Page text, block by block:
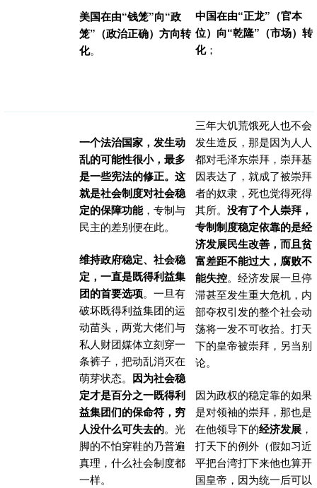
美国在由“钱笼”向“政
笼”（政治正确）方向转
化。
中国在由“正龙”（官本
位）向“乾隆”（市场）转
化；
一个法治国家，发生动
乱的可能性很小，最多
是一些宪法的修正。这
就是社会制度对社会稳
定的保障功能，专制与
民主的差别便在此。
维持政府稳定、社会稳
定，一直是既得利益集
团的首要选项。一旦有
破坏既得利益集团的运
动苗头，两党大佬们与
私人财团媒体立刻穿一
条裤子，把动乱消灭在
萌芽状态。 因为社会稳
定才是百分之一既得利
益集团们的保命符，穷
人没什么可失去的。光
脚的不怕穿鞋的乃普遍
真理，什么社会制度都
一样。
三年大饥荒饿死人也不会
发生造反，那是因为人人
都对毛泽东崇拜，崇拜基
因表达了，就成了被崇拜
者的奴隶，死也觉得死得
其所。 没有了个人崇拜，
专制制度稳定依靠的是经
济发展民生改善，而且贫
富差距不能过大，腐败不
能失控。经济发展一旦停
滞甚至发生重大危机，内
部夺权引发的整个社会动
荡将一发不可收拾。打天
下的皇帝被崇拜，另当别
论。
因为政权的稳定靠的如果
是对领袖的崇拜，那也是
在他领导下的经济发展 ，
打天下的例外（假如习近
平把台湾打下来他也算开
国皇帝，因为统一后可以